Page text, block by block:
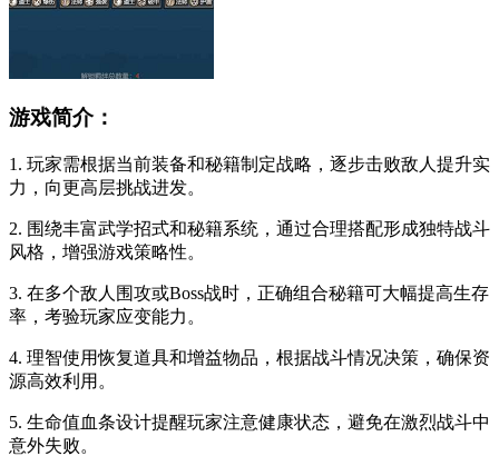
游戏简介：
1. 玩家需根据当前装备和秘籍制定战略，逐步击败敌人提升实
力，向更高层挑战进发。
2. 围绕丰富武学招式和秘籍系统，通过合理搭配形成独特战斗
风格，增强游戏策略性。
3. 在多个敌人围攻或Boss战时，正确组合秘籍可大幅提高生存
率，考验玩家应变能力。
4. 理智使用恢复道具和增益物品，根据战斗情况决策，确保资
源高效利用。
5. 生命值血条设计提醒玩家注意健康状态，避免在激烈战斗中
意外失败。